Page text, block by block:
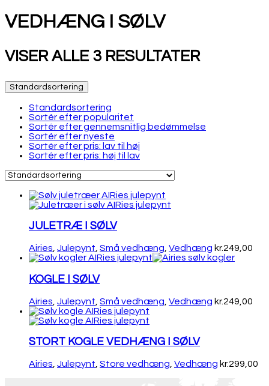
VEDHÆNG I SØLV
VISER ALLE 3 RESULTATER
Standardsortering
Standardsortering
Sortér efter popularitet
Sortér efter gennemsnitlig bedømmelse
Sortér efter nyeste
Sortér efter pris: lav til høj
Sortér efter pris: høj til lav
JULETRÆ I SØLV
Airies Julepynt Små vedhæng Vedhæng kr.249,00
KOGLE I SØLV
Airies Julepynt Små vedhæng Vedhæng kr.249,00
STORT KOGLE VEDHÆNG I SØLV
Airies Julepynt Store vedhæng Vedhæng kr.299,00